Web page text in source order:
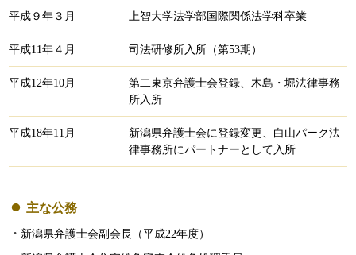
平成９年３月 上智大学法学部国際関係法学科卒業
平成11年４月 司法研修所入所（第53期）
平成12年10月
第二東京弁護士会登録、木島・堀法律事務
所入所
平成18年11月
新潟県弁護士会に登録変更、白山パーク法
律事務所にパートナーとして入所
主な公務
新潟県弁護士会副会長（平成22年度）